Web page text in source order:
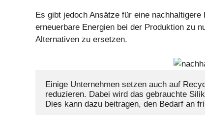
Es gibt jedoch Ansätze für eine
erneuerbare Energien bei der Produktion zu
Alternativen zu ersetzen.
Einige Unternehmen setzen auch auf
reduzieren. Dabei wird das gebrauchte
Dies kann dazu beitragen, den Bedarf an